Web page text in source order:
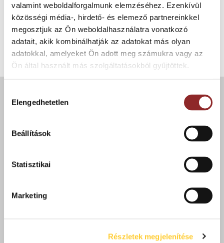
valamint weboldalforgalmunk elemzéséhez. Ezenkívül
közösségi média-, hirdető- és elemező partnereinkkel
megosztjuk az Ön weboldalhasználatra vonatkozó
adatait, akik kombinálhatják az adatokat más olyan
adatokkal, amelyeket Ön adott meg számukra vagy az
Ön által használt más szolgáltatásokból gyűjtöttek.
kiválasztása
Elengedhetetlen
Beállítások
Statisztikai
Marketing
Részletek megjelenítése
CSÚSZÁSMENTES PADLÓJELÖLÉS
ClearSafe R13 figyelmeztető
szalag
ÚJDONSÁGOK
Cleartex Hercules extrém teherbírású
alumínium szennyfogó
Cleartex Lawell nagy teherbírású alumínium